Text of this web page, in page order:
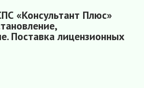
«Консультант Плюс»
Поставка лицензионных